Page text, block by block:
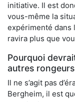
initiative. Il est
vous-même la
expérimenté dans
ravira plus que
Pourquoi
autres
Il ne s’agit pas
Bergheim, il est